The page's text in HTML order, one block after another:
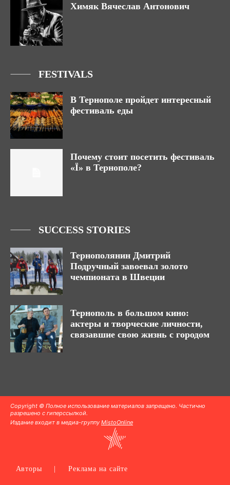
Химяк Вячеслав Антонович
FESTIVALS
В Тернополе пройдет интересный
фестиваль еды
Почему стоит посетить фестиваль
«Ї» в Тернополе?
SUCCESS STORIES
Тернополянин Дмитрий
Подручный завоевал золото
чемпионата в Швеции
Тернополь в большом кино:
актеры и творческие личности,
связавшие свою жизнь с городом
Copyright © Полное использование материалов запрещено. Частично
разрешено с гиперссылкой.
Издание входит в медиа-группу MistoOnline
Авторы Реклама на сайте